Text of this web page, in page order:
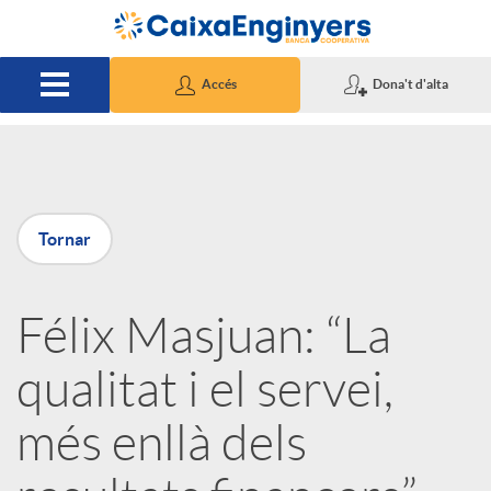
Salta al contingut principal
Accés Dona't d'alta
P
u
b
l
Tornar
Félix Masjuan: “La
qualitat i el servei,
més enllà dels